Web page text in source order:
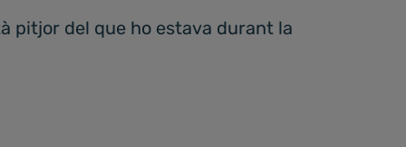
pitjor del que ho estava durant la